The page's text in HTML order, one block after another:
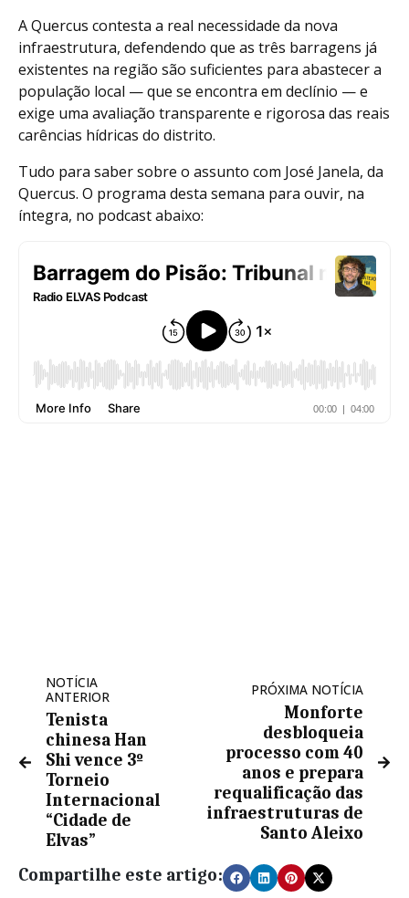
A Quercus contesta a real necessidade da nova
infraestrutura, defendendo que as três barragens já
existentes na região são suficientes para abastecer a
população local — que se encontra em declínio — e
exige uma avaliação transparente e rigorosa das reais
carências hídricas do distrito.
Tudo para saber sobre o assunto com José Janela, da
Quercus. O programa desta semana para ouvir, na
íntegra, no podcast abaixo:
NOTÍCIA
ANTERIOR
Tenista
chinesa Han
Shi vence 3º
Torneio
Internacional
“Cidade de
Elvas”
PRÓXIMA NOTÍCIA
Monforte
desbloqueia
processo com 40
anos e prepara
requalificação das
infraestruturas de
Santo Aleixo
Compartilhe este artigo: